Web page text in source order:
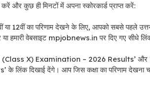
और कुछ ही मिनटों में अपना स्कोरकार्ड प्राप्त करें:
या 12वीं का परिणाम देखने के लिए, आपको सबसे पहले उत्तर
हमारी वेबसाइट mpjobnews.in पर दिए गए सीधे
(Class X) Examination – 2026 Results’ और
दिखाई देंगे। आप जिस कक्षा का परिणाम देखना